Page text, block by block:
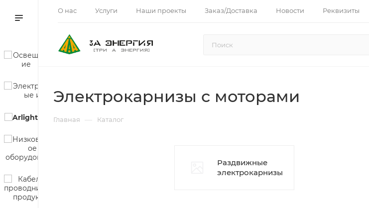
О нас Услуги Наши проекты Заказ/Доставка Новости Реквизиты
Электрокарнизы с моторами
Главная — Каталог
Раздвижные
электрокарнизы